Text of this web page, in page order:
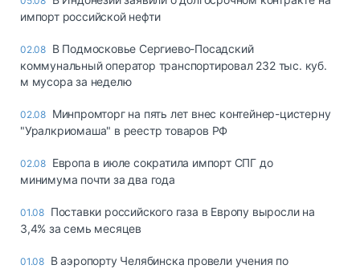
импорт российской нефти
02.08 В Подмосковье Сергиево-Посадский
коммунальный оператор транспортировал 232 тыс. куб.
м мусора за неделю
02.08 Минпромторг на пять лет внес контейнер-цистерну
"Уралкриомаша" в реестр товаров РФ
02.08 Европа в июле сократила импорт СПГ до
минимума почти за два года
01.08 Поставки российского газа в Европу выросли на
3,4% за семь месяцев
01.08 В аэропорту Челябинска провели учения по